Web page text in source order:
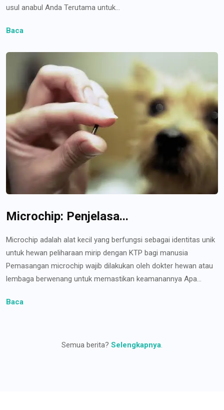
usul anabul Anda Terutama untuk...
Baca
Microchip: Penjelasa...
Microchip adalah alat kecil yang berfungsi sebagai identitas unik
untuk hewan peliharaan mirip dengan KTP bagi manusia
Pemasangan microchip wajib dilakukan oleh dokter hewan atau
lembaga berwenang untuk memastikan keamanannya Apa...
Baca
Semua berita? Selengkapnya